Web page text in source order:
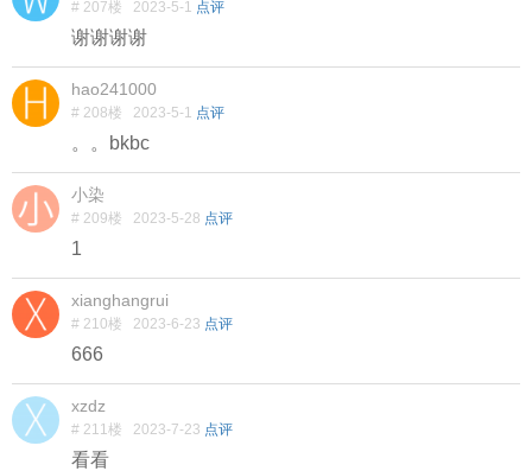
# 207楼 2023-5-1 点评
谢谢谢谢
hao241000
# 208楼 2023-5-1 点评
。。bkbc
小染
# 209楼 2023-5-28 点评
1
xianghangrui
# 210楼 2023-6-23 点评
666
xzdz
# 211楼 2023-7-23 点评
看看